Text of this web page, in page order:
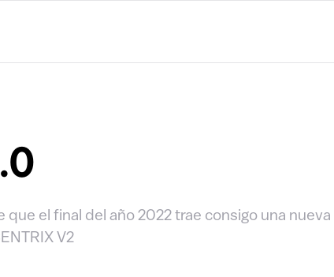
que el final del año 2022 trae consigo una nueva
V2